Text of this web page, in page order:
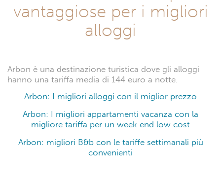
vantaggiose per i migliori
alloggi
Arbon è una destinazione turistica dove gli alloggi
hanno una tariffa media di 144 euro a notte.
Arbon: I migliori alloggi con il miglior prezzo
Arbon: I migliori appartamenti vacanza con la
migliore tariffa per un week end low cost
Arbon: migliori B&b con le tariffe settimanali più
convenienti